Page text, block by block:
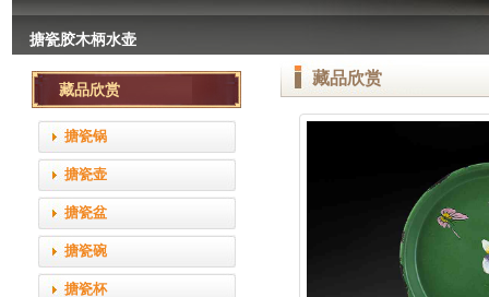
搪瓷胶木柄水壶
null艺术搪瓷面盘
6cm的搪瓷口杯
描金直型双耳烧锅
藏品欣赏
搪瓷锅
搪瓷壶
搪瓷盆
搪瓷碗
搪瓷杯
藏品欣赏